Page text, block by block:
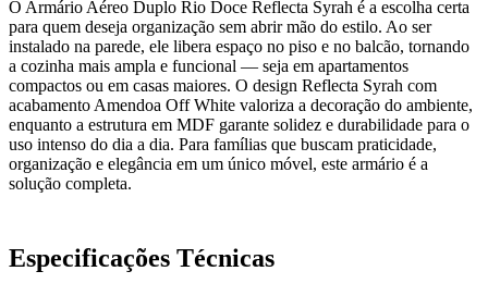
O Armário Aéreo Duplo Rio Doce Reflecta Syrah é a escolha certa
para quem deseja organização sem abrir mão do estilo. Ao ser
instalado na parede, ele libera espaço no piso e no balcão, tornando
a cozinha mais ampla e funcional — seja em apartamentos
compactos ou em casas maiores. O design Reflecta Syrah com
acabamento Amendoa Off White valoriza a decoração do ambiente,
enquanto a estrutura em MDF garante solidez e durabilidade para o
uso intenso do dia a dia. Para famílias que buscam praticidade,
organização e elegância em um único móvel, este armário é a
solução completa.
Especificações Técnicas